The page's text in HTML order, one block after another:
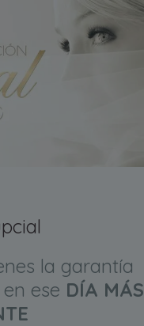
la garantía
ese DÍA MÁS